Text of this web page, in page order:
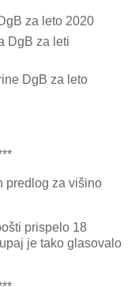
za leto 2020
DgB za leti
DgB za leto
predlog za višino
prispelo 18
je tako glasovalo